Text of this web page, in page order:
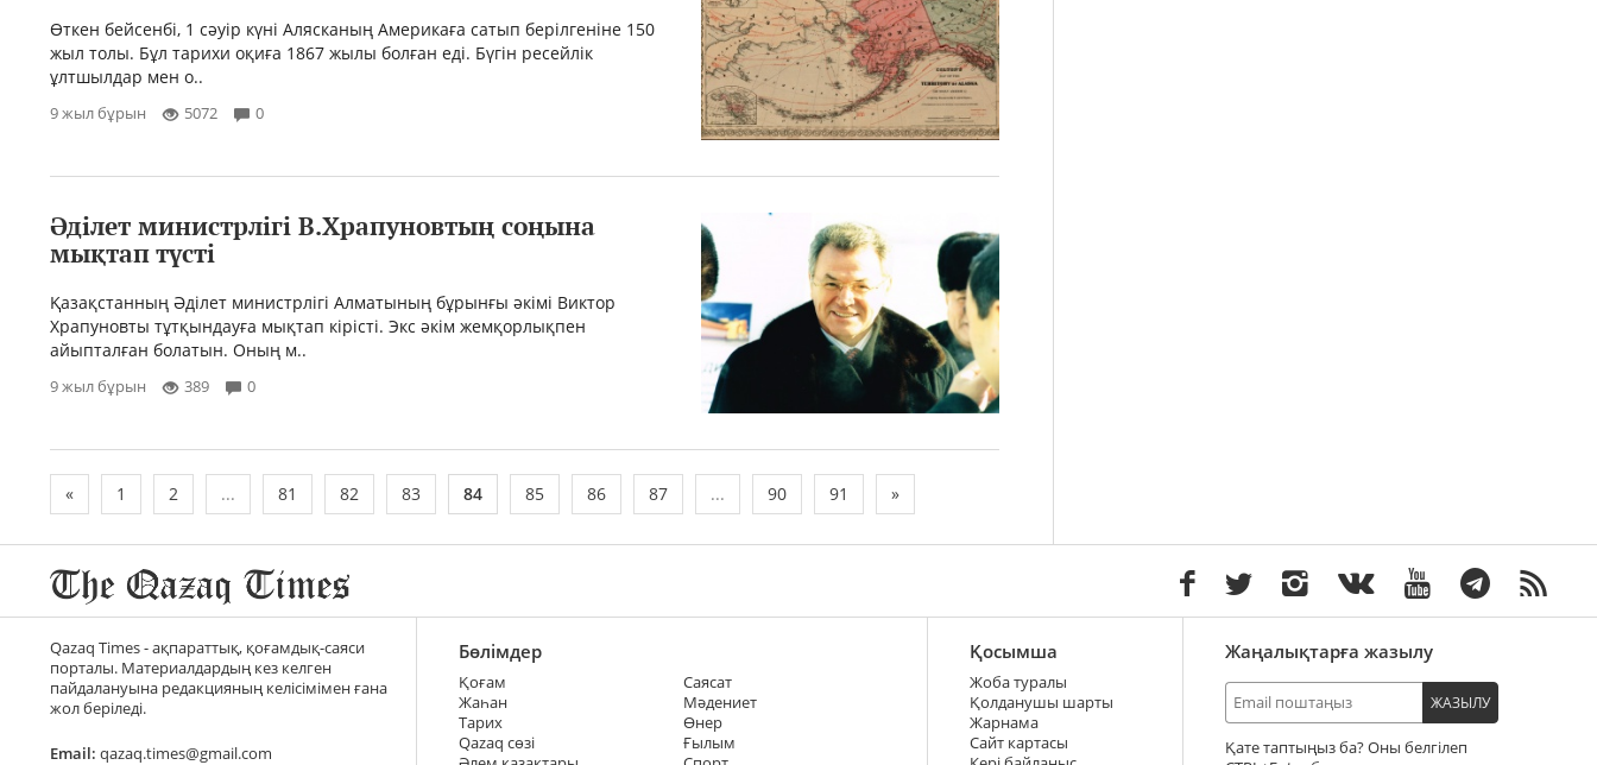
Өткен бейсенбі, 1 сәуір күні Алясканың Америкаға сатып берілгеніне 150
жыл толы. Бұл тарихи оқиға 1867 жылы болған еді. Бүгін ресейлік
ұлтшылдар мен о..
9 жыл бұрын 5072 0
Әділет министрлігі В.Храпуновтың соңына
мықтап түсті
Қазақстанның Әділет министрлігі Алматының бұрынғы әкімі Виктор
Храпуновты тұтқындауға мықтап кірісті. Экс әкім жемқорлықпен
айыпталған болатын. Оның м..
9 жыл бұрын 389 0
« 1 2 ... 81 82 83 84 85 86 87 ... 90 91 »
Qazaq Times - ақпараттық, қоғамдық-саяси
порталы. Материалдардың кез келген
пайдалануына редакцияның келісімімен ғана
жол беріледі.
Email: qazaq.times@gmail.com
Бөлімдер
Қоғам
Жаһан
Тарих
Qazaq сөзі
Саясат
Мәдениет
Өнер
Ғылым
Қосымша
Жоба туралы
Қолданушы шарты
Жарнама
Сайт картасы
Жаңалықтарға жазылу
ЖАЗЫЛУ
Қате таптыңыз ба? Оны белгілеп